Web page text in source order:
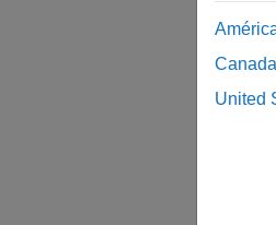
Canada
United